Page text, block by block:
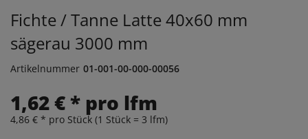
Fichte / Tanne Latte 40x60 mm
sägerau 3000 mm
Artikelnummer 01-001-00-000-00056
1,62 € * pro lfm
4,86 € * pro Stück (1 Stück = 3 lfm)